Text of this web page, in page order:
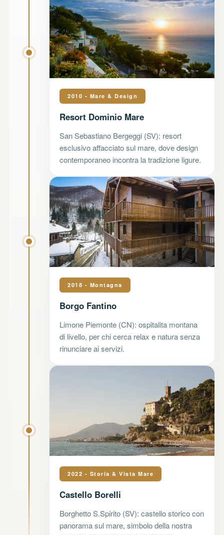
2010 - Mare & Design
Resort Dominio Mare
San Sebastiano Bergeggi (SV): resort
esclusivo affacciato sul mare, dove design
contemporaneo incontra la tradizione ligure.
2018 - Montagna
Borgo Fantino
Limone Piemonte (CN): ospitalita montana
di livello, per chi cerca relax e natura senza
rinunciare ai servizi.
2022 - Storia & Vista Mare
Castello Borelli
Borghetto S.Spirito (SV): castello storico con
panorama sul mare, simbolo della nostra